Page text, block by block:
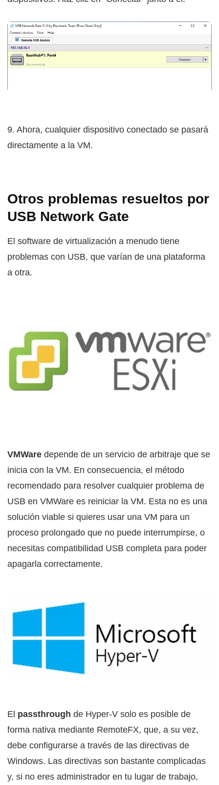
9. Ahora, cualquier dispositivo conectado se pasará
directamente a la VM.
Otros problemas resueltos por
USB Network Gate
El software de virtualización a menudo tiene
problemas con USB, que varían de una plataforma
a otra.
VMWare depende de un servicio de arbitraje que se
inicia con la VM. En consecuencia, el método
recomendado para resolver cualquier problema de
USB en VMWare es reiniciar la VM. Esta no es una
solución viable si quieres usar una VM para un
proceso prolongado que no puede interrumpirse, o
necesitas compatibilidad USB completa para poder
apagarla correctamente.
El passthrough de Hyper-V solo es posible de
forma nativa mediante RemoteFX, que, a su vez,
debe configurarse a través de las directivas de
Windows. Las directivas son bastante complicadas
y, si no eres administrador en tu lugar de trabajo,